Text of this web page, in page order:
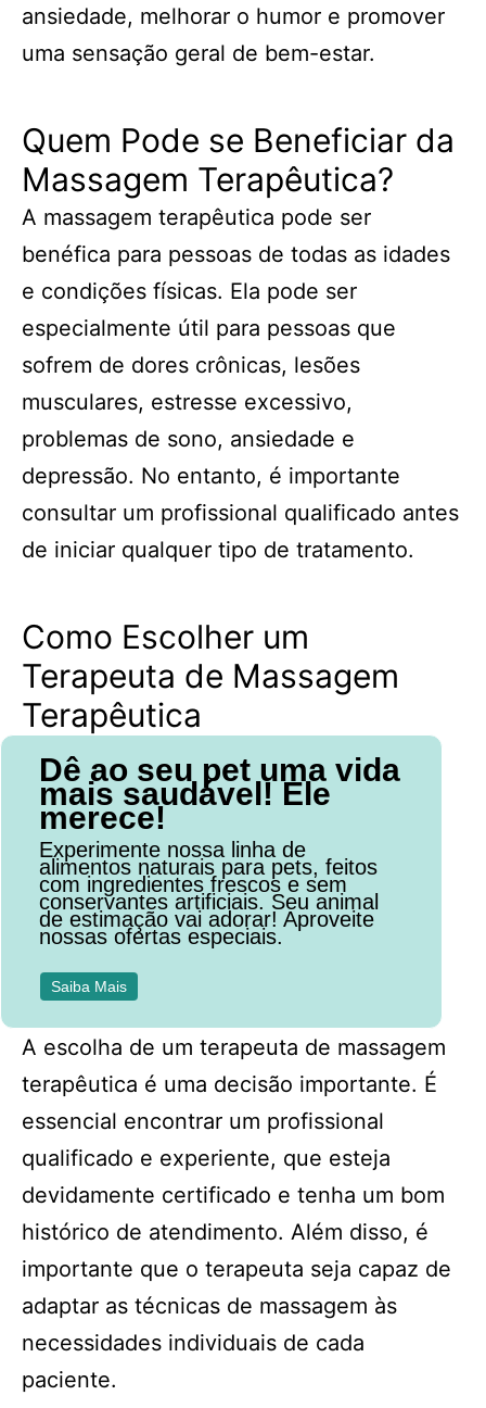
ansiedade, melhorar o humor e promover
uma sensação geral de bem-estar.
Quem Pode se Beneficiar da
Massagem Terapêutica?
A massagem terapêutica pode ser
benéfica para pessoas de todas as idades
e condições físicas. Ela pode ser
especialmente útil para pessoas que
sofrem de dores crônicas, lesões
musculares, estresse excessivo,
problemas de sono, ansiedade e
depressão. No entanto, é importante
consultar um profissional qualificado antes
de iniciar qualquer tipo de tratamento.
Como Escolher um
Terapeuta de Massagem
Terapêutica
Dê ao seu pet uma vida
mais saudável! Ele
merece!
Experimente nossa linha de
alimentos naturais para pets, feitos
com ingredientes frescos e sem
conservantes artificiais. Seu animal
de estimação vai adorar! Aproveite
nossas ofertas especiais.
Saiba Mais
A escolha de um terapeuta de massagem
terapêutica é uma decisão importante. É
essencial encontrar um profissional
qualificado e experiente, que esteja
devidamente certificado e tenha um bom
histórico de atendimento. Além disso, é
importante que o terapeuta seja capaz de
adaptar as técnicas de massagem às
necessidades individuais de cada
paciente.